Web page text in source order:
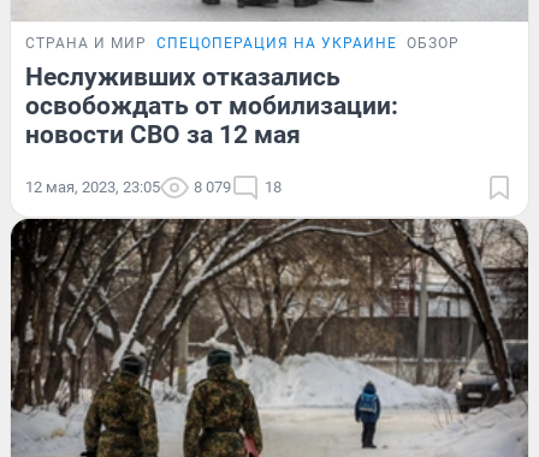
СТРАНА И МИР СПЕЦОПЕРАЦИЯ НА УКРАИНЕ ОБЗОР
Неслуживших отказались
освобождать от мобилизации:
новости СВО за 12 мая
12 мая, 2023, 23:05 8 079 18